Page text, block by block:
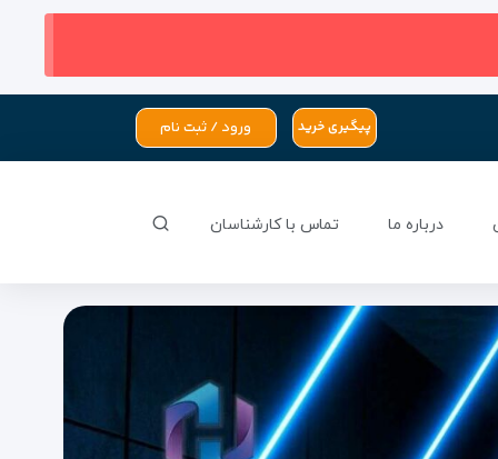
پیگیری خرید ورود / ثبت نام
درباره ما تماس با کارشناسان